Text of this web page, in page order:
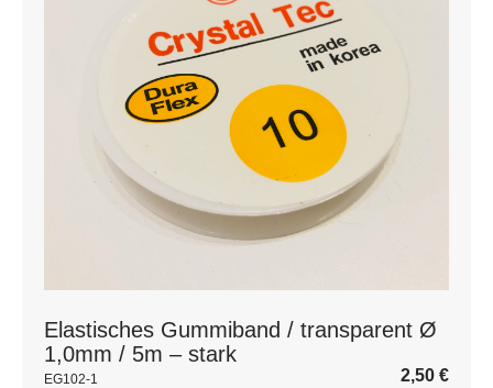
Elastisches Gummiband / transparent Ø
1,0mm / 5m – stark
EG102-1 2,50 €